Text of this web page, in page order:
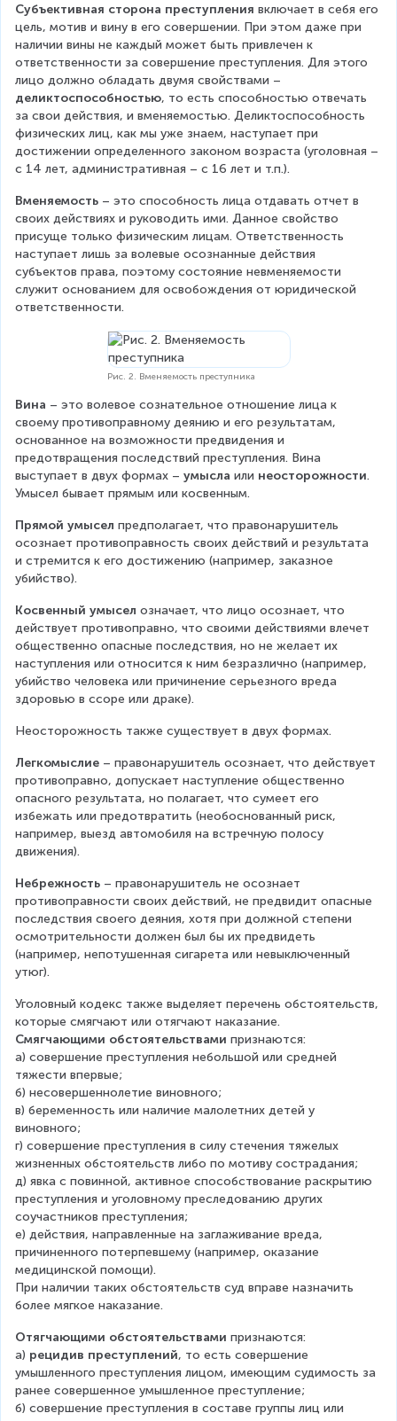
Субъективная сторона преступления включает в себя его
цель, мотив и вину в его совершении. При этом даже при
наличии вины не каждый может быть привлечен к
ответственности за совершение преступления. Для этого
лицо должно обладать двумя свойствами –
деликтоспособностью, то есть способностью отвечать
за свои действия, и вменяемостью. Деликтоспособность
физических лиц, как мы уже знаем, наступает при
достижении определенного законом возраста (уголовная –
с 14 лет, административная – с 16 лет и т.п.).
Вменяемость – это способность лица отдавать отчет в
своих действиях и руководить ими. Данное свойство
присуще только физическим лицам. Ответственность
наступает лишь за волевые осознанные действия
субъектов права, поэтому состояние невменяемости
служит основанием для освобождения от юридической
ответственности.
Рис. 2. Вменяемость преступника
Вина – это волевое сознательное отношение лица к
своему противоправному деянию и его результатам,
основанное на возможности предвидения и
предотвращения последствий преступления. Вина
выступает в двух формах – умысла или неосторожности.
Умысел бывает прямым или косвенным.
Прямой умысел предполагает, что правонарушитель
осознает противоправность своих действий и результата
и стремится к его достижению (например, заказное
убийство).
Косвенный умысел означает, что лицо осознает, что
действует противоправно, что своими действиями влечет
общественно опасные последствия, но не желает их
наступления или относится к ним безразлично (например,
убийство человека или причинение серьезного вреда
здоровью в ссоре или драке).
Неосторожность также существует в двух формах.
Легкомыслие – правонарушитель осознает, что действует
противоправно, допускает наступление общественно
опасного результата, но полагает, что сумеет его
избежать или предотвратить (необоснованный риск,
например, выезд автомобиля на встречную полосу
движения).
Небрежность – правонарушитель не осознает
противоправности своих действий, не предвидит опасные
последствия своего деяния, хотя при должной степени
осмотрительности должен был бы их предвидеть
(например, непотушенная сигарета или невыключенный
утюг).
Уголовный кодекс также выделяет перечень обстоятельств,
которые смягчают или отягчают наказание.
Смягчающими обстоятельствами признаются:
а) совершение преступления небольшой или средней
тяжести впервые;
б) несовершеннолетие виновного;
в) беременность или наличие малолетних детей у
виновного;
г) совершение преступления в силу стечения тяжелых
жизненных обстоятельств либо по мотиву сострадания;
д) явка с повинной, активное способствование раскрытию
преступления и уголовному преследованию других
соучастников преступления;
е) действия, направленные на заглаживание вреда,
причиненного потерпевшему (например, оказание
медицинской помощи).
При наличии таких обстоятельств суд вправе назначить
более мягкое наказание.
Отягчающими обстоятельствами признаются:
а) рецидив преступлений, то есть совершение
умышленного преступления лицом, имеющим судимость за
ранее совершенное умышленное преступление;
б) совершение преступления в составе группы лиц или